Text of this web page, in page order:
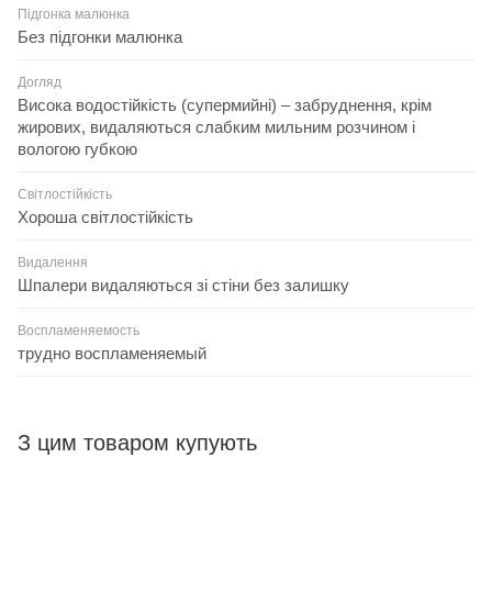
Підгонка малюнка
Без підгонки малюнка
Догляд
Висока водостійкість (супермийні) – забруднення, крім
жирових, видаляються слабким мильним розчином і
вологою губкою
Світлостійкість
Хороша світлостійкість
Видалення
Шпалери видаляються зі стіни без залишку
Воспламеняемость
трудно воспламеняемый
З цим товаром купують